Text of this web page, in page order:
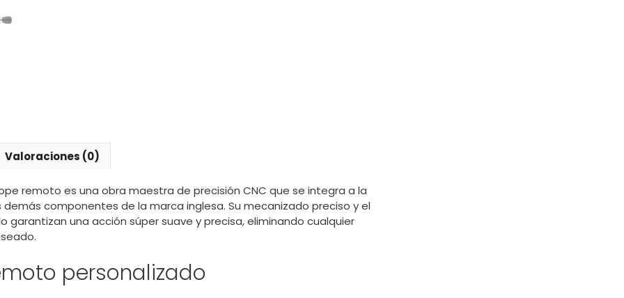
Valoraciones (0)
remoto es una obra maestra de precisión CNC que se integra a la
componentes de la marca inglesa. Su mecanizado preciso y el
garantizan una acción súper suave y precisa, eliminando cualquier
personalizado